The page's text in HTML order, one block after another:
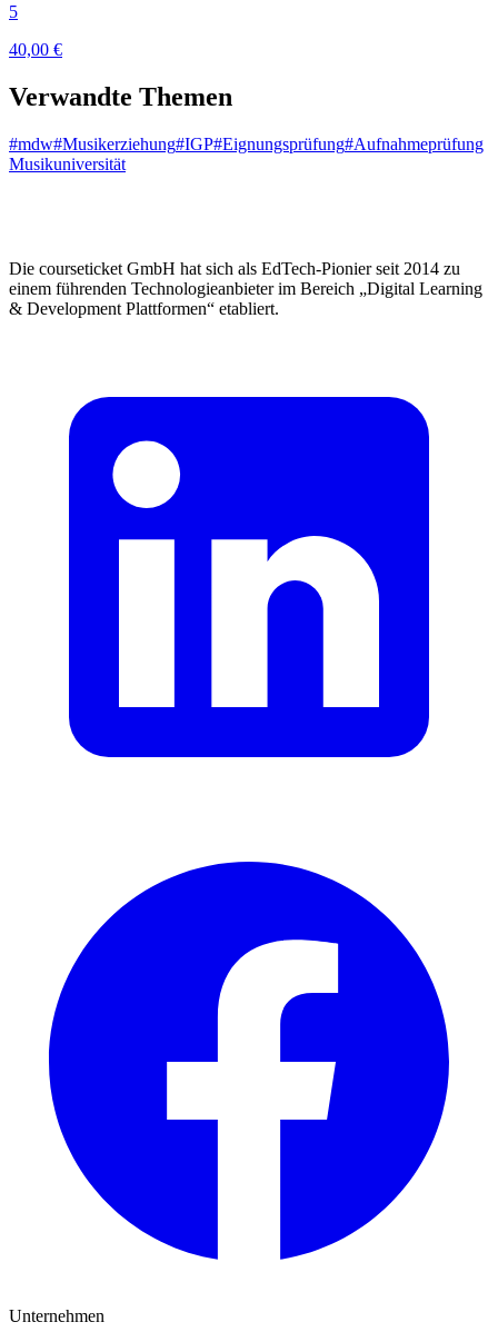
5
40,00 €
Verwandte Themen
#mdw#Musikerziehung#IGP#Eignungsprüfung#Aufnahmeprüfung
Musikuniversität
Die courseticket GmbH hat sich als EdTech-Pionier seit 2014 zu
einem führenden Technologieanbieter im Bereich „Digital Learning
& Development Plattformen“ etabliert.
Unternehmen